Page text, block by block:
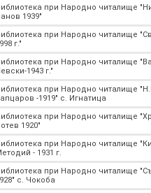
при Народно читалище
1939"
при Народно читалище
г."
при Народно читалище
1943 г."
при Народно читалище
-1919" с. Игнатица
при Народно читалище
1920"
при Народно читалище
- 1931 г.
при Народно читалище
с. Чокоба